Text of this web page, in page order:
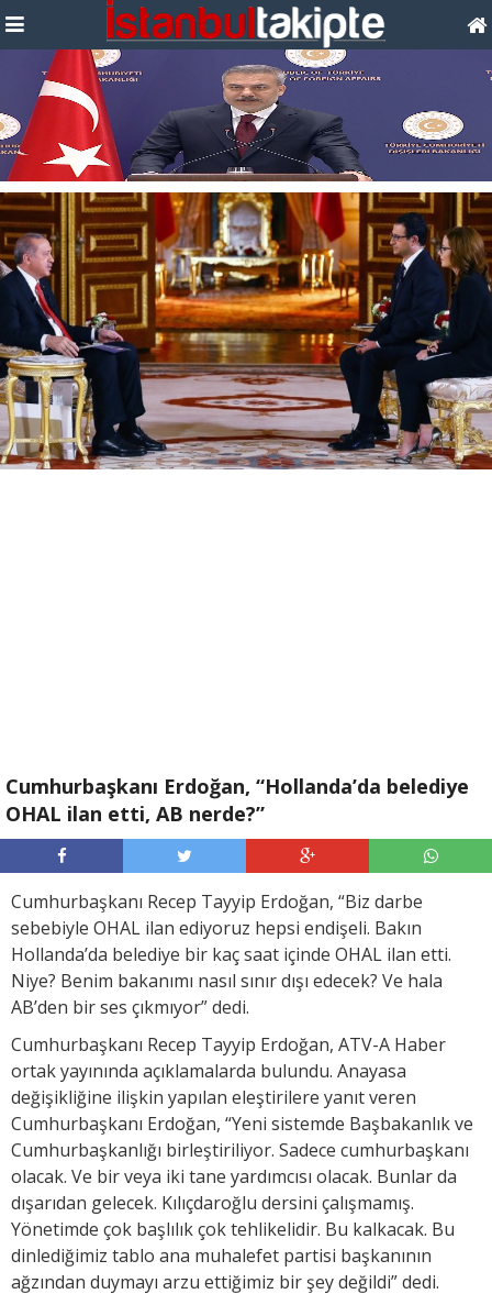
Cumhurbaşkanı Erdoğan, “Hollanda’da belediye
OHAL ilan etti, AB nerde?”
Cumhurbaşkanı Recep Tayyip Erdoğan, “Biz darbe
sebebiyle OHAL ilan ediyoruz hepsi endişeli. Bakın
Hollanda’da belediye bir kaç saat içinde OHAL ilan etti.
Niye? Benim bakanımı nasıl sınır dışı edecek? Ve hala
AB’den bir ses çıkmıyor” dedi.
Cumhurbaşkanı Recep Tayyip Erdoğan, ATV-A Haber
ortak yayınında açıklamalarda bulundu. Anayasa
değişikliğine ilişkin yapılan eleştirilere yanıt veren
Cumhurbaşkanı Erdoğan, “Yeni sistemde Başbakanlık ve
Cumhurbaşkanlığı birleştiriliyor. Sadece cumhurbaşkanı
olacak. Ve bir veya iki tane yardımcısı olacak. Bunlar da
dışarıdan gelecek. Kılıçdaroğlu dersini çalışmamış.
Yönetimde çok başlılık çok tehlikelidir. Bu kalkacak. Bu
dinlediğimiz tablo ana muhalefet partisi başkanının
ağzından duymayı arzu ettiğimiz bir şey değildi” dedi.